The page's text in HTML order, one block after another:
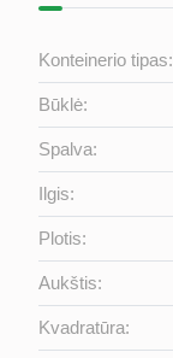
Konteinerio tipas:
Būklė:
Spalva:
Ilgis:
Plotis:
Aukštis:
Kvadratūra: